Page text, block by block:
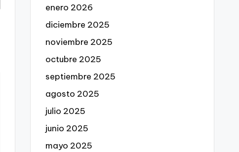
enero 2026
diciembre 2025
noviembre 2025
octubre 2025
septiembre 2025
agosto 2025
julio 2025
junio 2025
mayo 2025